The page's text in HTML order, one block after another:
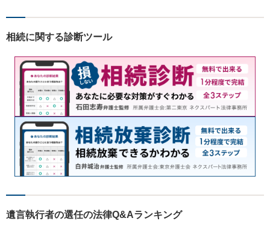
相続に関する診断ツール
遺言執行者の選任の法律Q&Aランキング